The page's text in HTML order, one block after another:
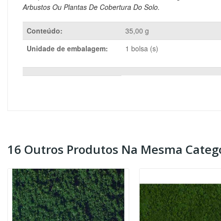
Arbustos Ou Plantas De Cobertura Do Solo.
Conteúdo:
35,00 g
Unidade de embalagem:
1 bolsa (s)
16 Outros Produtos Na Mesma